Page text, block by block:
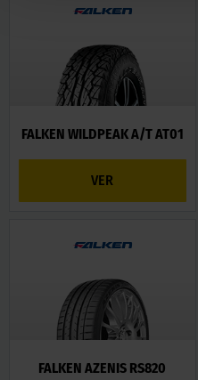
FALKEN WILDPEAK A/T AT01
VER
FALKEN AZENIS RS820